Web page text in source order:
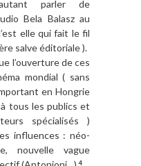
autant parler de
Bela Balasz au
elle qui fait le fil
salve éditoriale ).
l’ouverture de ces
mondial ( sans
en Hongrie
tous les publics et
spécialisés )
influences : néo-
nouvelle vague
4